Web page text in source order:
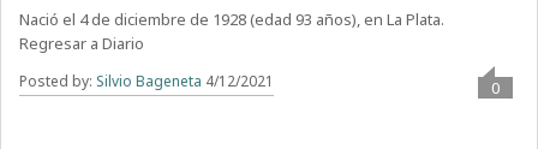
Nació el 4 de diciembre de 1928 (edad 93 años), en La Plata.
Regresar a Diario
Posted by: Silvio Bageneta 4/12/2021 0